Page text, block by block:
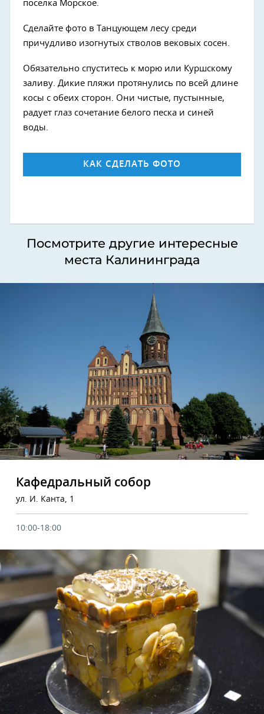
поселка Морское.
Сделайте фото в Танцующем лесу среди
причудливо изогнутых стволов вековых сосен.
Обязательно спуститесь к морю или Куршскому
заливу. Дикие пляжи протянулись по всей длине
косы с обеих сторон. Они чистые, пустынные,
радует глаз сочетание белого песка и синей
воды.
КАК СДЕЛАТЬ ФОТО
Посмотрите другие интересные
места Калининграда
Кафедральный собор
ул. И. Канта, 1
10:00-18:00